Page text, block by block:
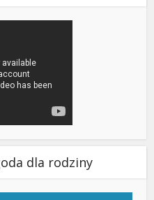
dla rodziny